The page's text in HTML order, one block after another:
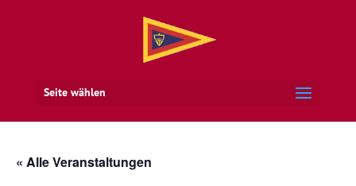
Seite wählen
« Alle Veranstaltungen